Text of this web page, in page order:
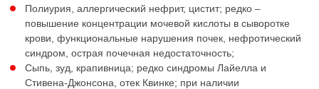
Полиурия, аллергический нефрит, цистит; редко –
повышение концентрации мочевой кислоты в сыворотке
крови, функциональные нарушения почек, нефротический
синдром, острая почечная недостаточность;
Сыпь, зуд, крапивница; редко синдромы Лайелла и
Стивена-Джонсона, отек Квинке; при наличии